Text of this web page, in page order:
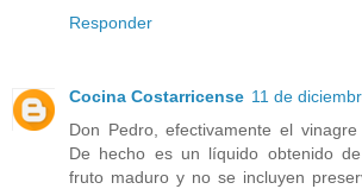
Responder
Cocina Costarricense 11 de
Don Pedro, efectivamente el
De hecho es un líquido obtenido
fruto maduro y no se incluyen